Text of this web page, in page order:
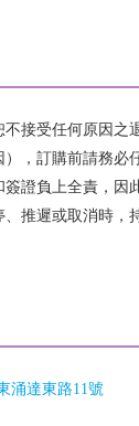
接受任何原因之
，訂購前請務必
簽證負上全責，因
推遲或取消時，
涌達東路11號